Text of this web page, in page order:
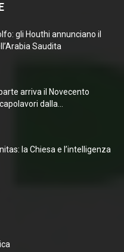
gli Houthi annunciano il
Saudita
arriva il Novecento
dalla...
la Chiesa e l’intelligenza